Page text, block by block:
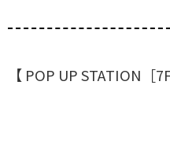
【 POP UP STATION［